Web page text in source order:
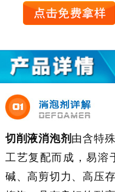
切削液消泡剂 由含特
工艺复配而成，易溶
碱、高剪切力、高压